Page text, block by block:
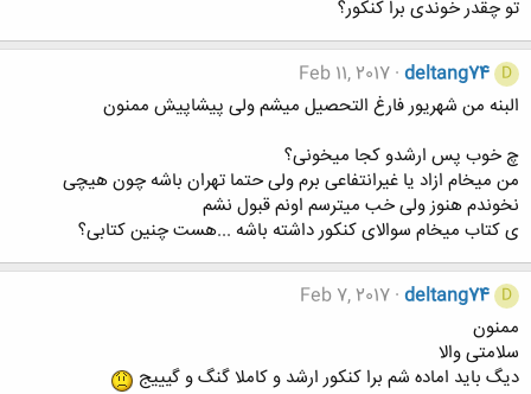
تو چقدر خوندی برا کنکور؟
D
deltang74
Feb 11, 2017
البنه من شهریور فارغ التحصیل میشم ولی پیشاپیش ممنون
چ خوب پس ارشدو کجا میخونی؟
من میخام ازاد یا غیرانتفاعی برم ولی حتما تهران باشه چون هیچی
نخوندم هنوز ولی خب میترسم اونم قبول نشم
ی کتاب میخام سوالای کنکور داشته باشه ...هست چنین کتابی؟
D
deltang74
Feb 7, 2017
ممنون
سلامتی والا
دیگ باید اماده شم برا کنکور ارشد و کاملا گنگ و گیییج